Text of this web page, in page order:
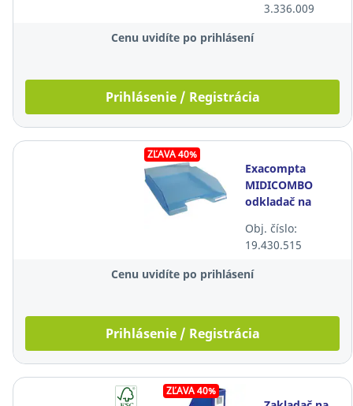
3.336.009
Cenu uvidíte po prihlásení
Prihlásenie / Registrácia
ZĽAVA 40%
Exacompta
MIDICOMBO
odkladač na
tyrkysový
Obj. číslo:
19.430.515
Cenu uvidíte po prihlásení
Prihlásenie / Registrácia
ZĽAVA 40%